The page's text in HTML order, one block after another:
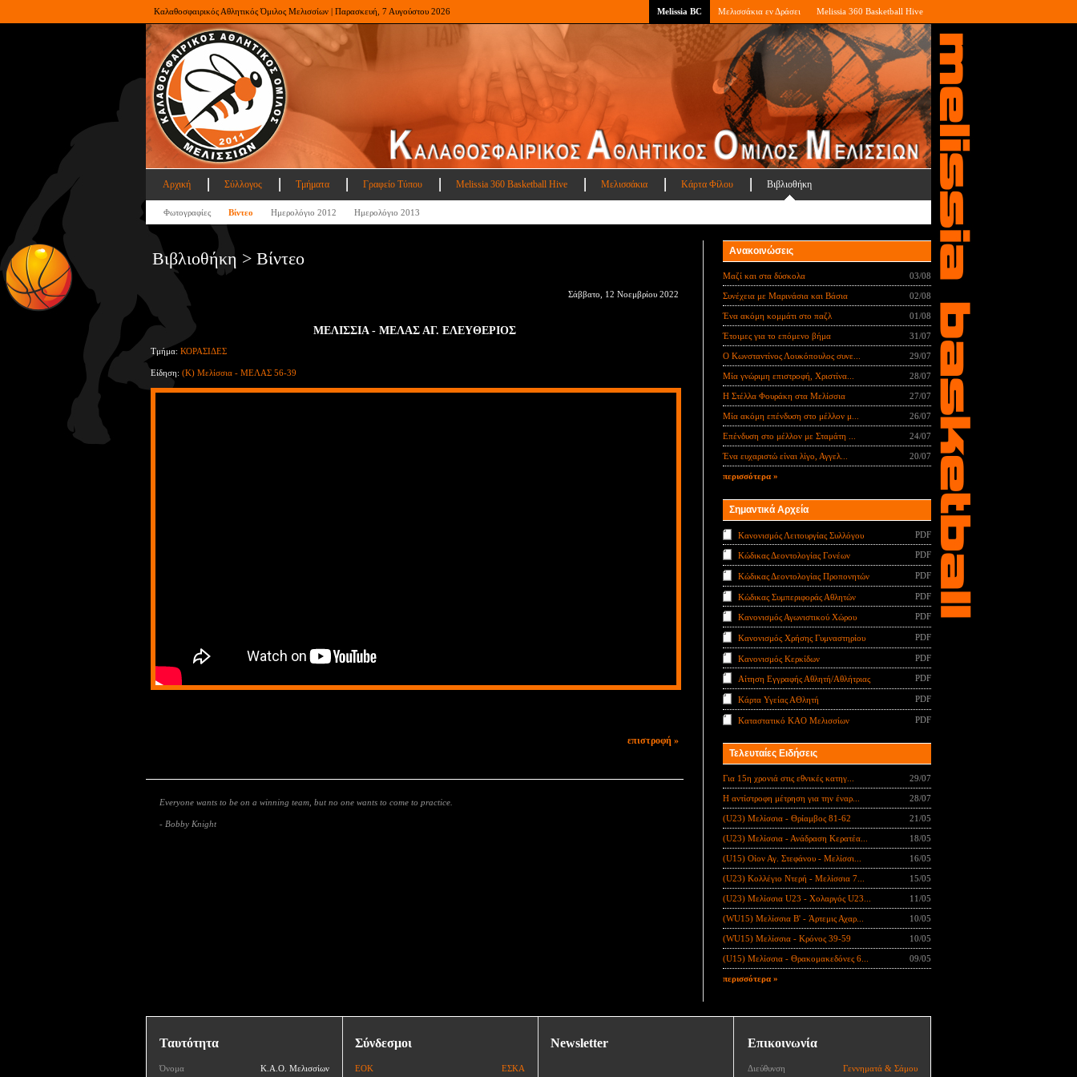
Καλαθοσφαιρικός Αθλητικός Όμιλος Μελισσίων | Παρασκευή, 7 Αυγούστου 2026 Melissia BC Μελισσάκια εν Δράσει Melissia 360 Basketball Hive
Αρχική Σύλλογος Τμήματα Γραφείο Τύπου Melissia 360 Basketball Hive Μελισσάκια Κάρτα Φίλου Βιβλιοθήκη
Φωτογραφίες Βίντεο Ημερολόγιο 2012 Ημερολόγιο 2013
Βιβλιοθήκη > Βίντεο
Σάββατο, 12 Νοεμβρίου 2022
ΜΕΛΙΣΣΙΑ - ΜΕΛΑΣ ΑΓ. ΕΛΕΥΘΕΡΙΟΣ
Τμήμα: ΚΟΡΑΣΙΔΕΣ
Είδηση: (Κ) Μελίσσια - ΜΕΛΑΣ 56-39
επιστροφή »
Everyone wants to be on a winning team, but no one wants to come to practice.
- Bobby Knight
Ανακοινώσεις
Μαζί και στα δύσκολα 03/08
Συνέχεια με Μαρινάσια και Βάσια 02/08
Ένα ακόμη κομμάτι στο παζλ 01/08
Έτοιμες για το επόμενο βήμα 31/07
Ο Κωνσταντίνος Λουκόπουλος συνε... 29/07
Μία γνώριμη επιστροφή, Χριστίνα... 28/07
Η Στέλλα Φουράκη στα Μελίσσια 27/07
Μία ακόμη επένδυση στο μέλλον μ... 26/07
Επένδυση στο μέλλον με Σταμάτη ... 24/07
Ένα ευχαριστώ είναι λίγο, Αγγελ... 20/07
περισσότερα »
Σημαντικά Αρχεία
Κανονισμός Λειτουργίας Συλλόγου PDF
Κώδικας Δεοντολογίας Γονέων PDF
Κώδικας Δεοντολογίας Προπονητών PDF
Κώδικας Συμπεριφοράς Αθλητών PDF
Κανονισμός Αγωνιστικού Χώρου PDF
Κανονισμός Χρήσης Γυμναστηρίου PDF
Κανονισμός Κερκίδων PDF
Αίτηση Εγγραφής Αθλητή/Αθλήτριας PDF
Κάρτα Υγείας ΑΘλητή PDF
Καταστατικό ΚΑΟ Μελισσίων PDF
Τελευταίες Ειδήσεις
Για 15η χρονιά στις εθνικές κατηγ... 29/07
Η αντίστροφη μέτρηση για την έναρ... 28/07
(U23) Μελίσσια - Θρίαμβος 81-62 21/05
(U23) Μελίσσια - Ανάδραση Κερατέα... 18/05
(U15) Οίον Αγ. Στεφάνου - Μελίσσι... 16/05
(U23) Κολλέγιο Ντερή - Μελίσσια 7... 15/05
(U23) Μελίσσια U23 - Χολαργός U23... 11/05
(WU15) Μελίσσια B' - Άρτεμις Αχαρ... 10/05
(WU15) Μελίσσια - Κρόνος 39-59 10/05
(U15) Μελίσσια - Θρακομακεδόνες 6... 09/05
περισσότερα »
Ταυτότητα
Όνομα Κ.Α.Ο. Μελισσίων
Σύνδεσμοι
ΕΟΚ ΕΣΚΑ
Newsletter Επικοινωνία
Διεύθυνση Γεννηματά & Σάμου